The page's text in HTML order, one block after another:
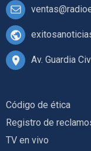
Av. Guardia
Código de ética
Registro de
TV en vivo